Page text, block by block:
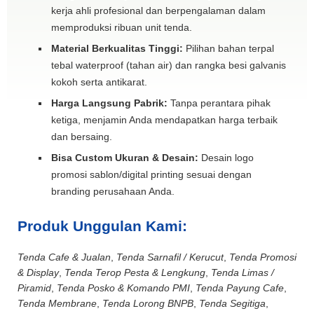
kerja ahli profesional dan berpengalaman dalam
memproduksi ribuan unit tenda.
Material Berkualitas Tinggi: Pilihan bahan terpal
tebal waterproof (tahan air) dan rangka besi galvanis
kokoh serta antikarat.
Harga Langsung Pabrik: Tanpa perantara pihak
ketiga, menjamin Anda mendapatkan harga terbaik
dan bersaing.
Bisa Custom Ukuran & Desain: Desain logo
promosi sablon/digital printing sesuai dengan
branding perusahaan Anda.
Produk Unggulan Kami:
Tenda Cafe & Jualan Tenda Sarnafil / Kerucut, Tenda Promosi
& Display, Tenda Terop Pesta & Lengkung Tenda Limas /
Piramid Tenda Posko & Komando PMI Tenda Payung Cafe
Tenda Membrane Tenda Lorong BNPB Tenda Segitiga